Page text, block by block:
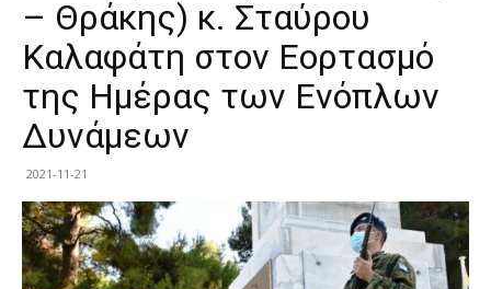
– Θράκης) κ. Σταύρου
Καλαφάτη στον Εορτασμό
της Ημέρας των Ενόπλων
Δυνάμεων
2021-11-21